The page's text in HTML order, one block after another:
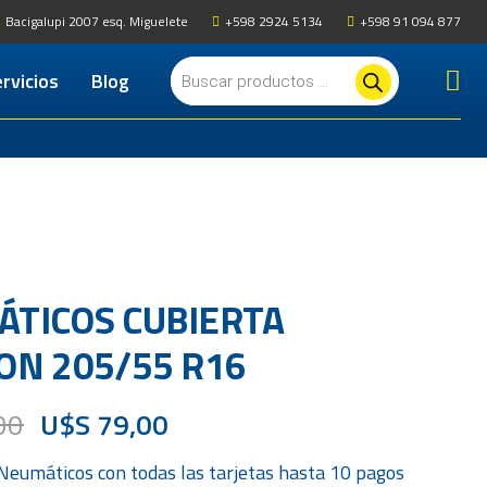
Bacigalupi 2007 esq. Miguelete +598 2924 5134 +598 91 094 877
Blog
Búsqueda
de
productos
CUBIERTA
205/55 R16
U$S 79,00
con todas las tarjetas hasta 10 pagos